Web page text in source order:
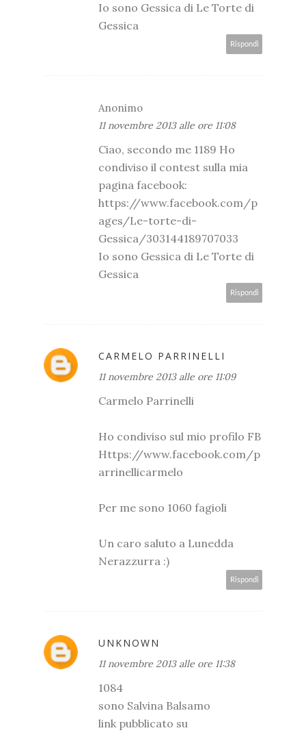
Io sono Gessica di Le Torte di
Gessica
Rispondi
Anonimo
11 novembre 2013 alle ore 11:08
Ciao, secondo me 1189 Ho
condiviso il contest sulla mia
pagina facebook:
https://www.facebook.com/p
ages/Le-torte-di-
Gessica/303144189707033
Io sono Gessica di Le Torte di
Gessica
Rispondi
CARMELO PARRINELLI
11 novembre 2013 alle ore 11:09
Carmelo Parrinelli
Ho condiviso sul mio profilo FB
Https://www.facebook.com/p
arrinellicarmelo
Per me sono 1060 fagioli
Un caro saluto a Lunedda
Nerazzurra :)
Rispondi
UNKNOWN
11 novembre 2013 alle ore 11:38
1084
sono Salvina Balsamo
link pubblicato su